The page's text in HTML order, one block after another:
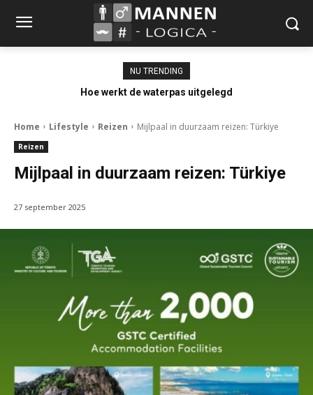
NU TRENDING
Hoe werkt de waterpas uitgelegd
Home Lifestyle Reizen Mijlpaal in duurzaam reizen: Türkiye
Reizen
Mijlpaal in duurzaam reizen: Türkiye
27 september 2025